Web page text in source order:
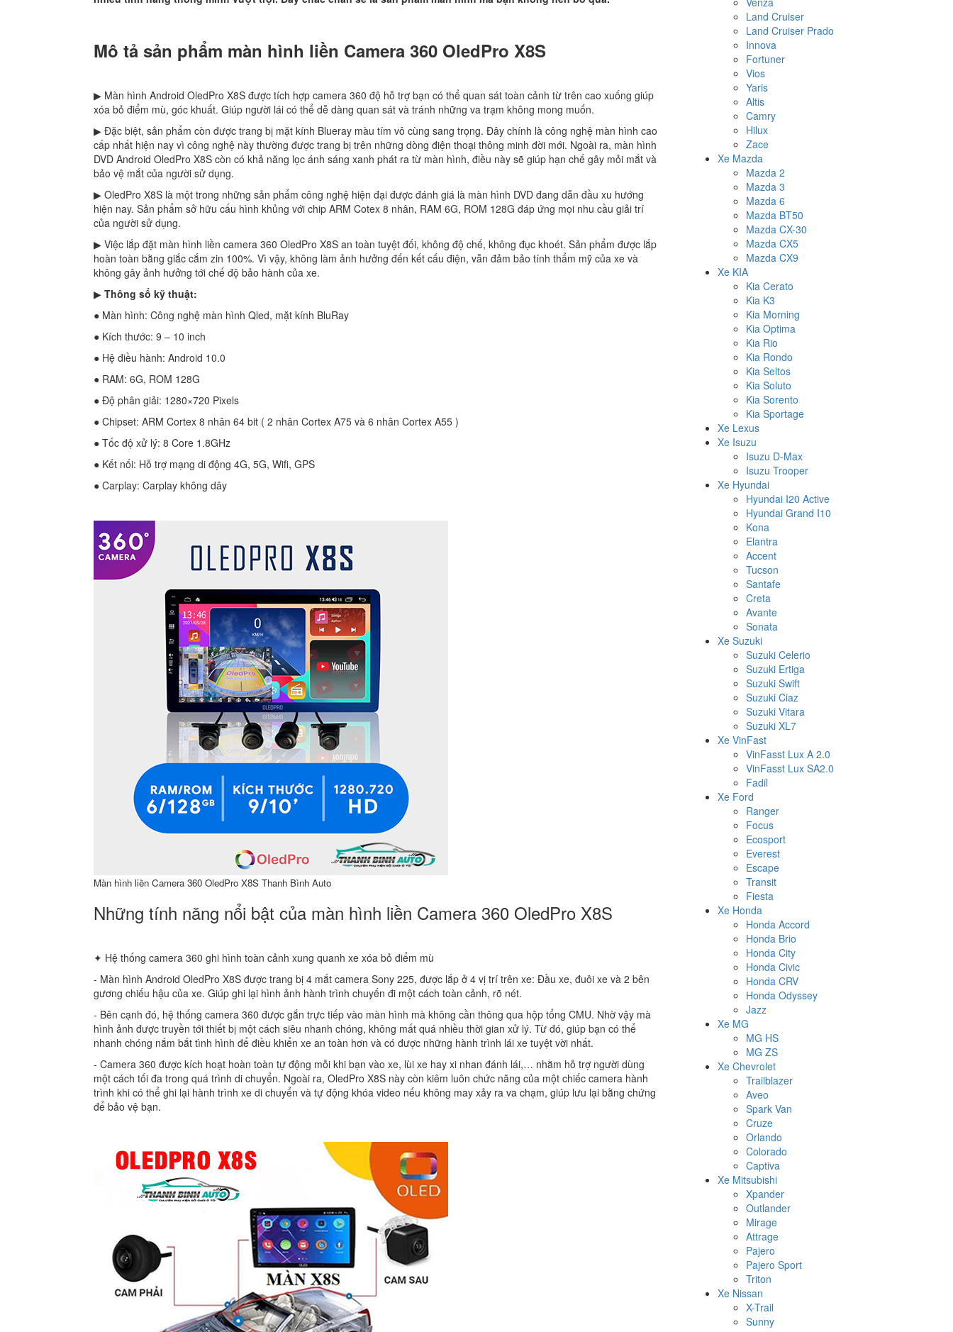
Mô tả sản phẩm màn hình liền Camera 360 OledPro X8S
▶ Màn hình Android OledPro X8S được tích hợp camera 360 độ hỗ trợ bạn có thể quan sát toàn cảnh từ trên cao xuống giúp
xóa bỏ điểm mù, góc khuất. Giúp người lái có thể dễ dàng quan sát và tránh những va trạm không mong muốn.
▶ Đặc biệt, sản phẩm còn được trang bị mặt kính Blueray màu tím vô cùng sang trọng. Đây chính là công nghệ màn hình cao
cấp nhất hiện nay vì công nghệ này thường được trang bị trên những dòng điện thoại thông minh đời mới. Ngoài ra, màn hình
DVD Android OledPro X8S còn có khả năng lọc ánh sáng xanh phát ra từ màn hình, điều này sẽ giúp hạn chế gây mỏi mắt và
bảo vệ mắt của người sử dụng.
▶ OledPro X8S là một trong những sản phẩm công nghệ hiện đại được đánh giá là màn hình DVD đang dẫn đầu xu hướng
hiện nay. Sản phẩm sở hữu cấu hình khủng với chip ARM Cotex 8 nhân, RAM 6G, ROM 128G đáp ứng mọi nhu cầu giải trí
của người sử dụng.
▶ Việc lắp đặt màn hình liền camera 360 OledPro X8S an toàn tuyệt đối, không độ chế, không đục khoét. Sản phẩm được lắp
hoàn toàn bằng giắc cắm zin 100%. Vì vậy, không làm ảnh hưởng đến kết cấu điện, vẫn đảm bảo tính thẩm mỹ của xe và
không gây ảnh hưởng tới chế độ bảo hành của xe.
▶ Thông số kỹ thuật:
● Màn hình: Công nghệ màn hình Qled, mặt kính BluRay
● Kích thước: 9 – 10 inch
● Hệ điều hành: Android 10.0
● RAM: 6G, ROM 128G
● Độ phân giải: 1280×720 Pixels
● Chipset: ARM Cortex 8 nhân 64 bit ( 2 nhân Cortex A75 và 6 nhân Cortex A55 )
● Tốc độ xử lý: 8 Core 1.8GHz
● Kết nối: Hỗ trợ mạng di động 4G, 5G, Wifi, GPS
● Carplay: Carplay không dây
Màn hình liền Camera 360 OledPro X8S Thanh Bình Auto
Những tính năng nổi bật của màn hình liền Camera 360 OledPro X8S
✦ Hệ thống camera 360 ghi hình toàn cảnh xung quanh xe xóa bỏ điểm mù
‐ Màn hình Android OledPro X8S được trang bị 4 mắt camera Sony 225, được lắp ở 4 vị trí trên xe: Đầu xe, đuôi xe và 2 bên
gương chiếu hậu của xe. Giúp ghi lại hình ảnh hành trình chuyến đi một cách toàn cảnh, rõ nét.
‐ Bên cạnh đó, hệ thống camera 360 được gắn trực tiếp vào màn hình mà không cần thông qua hộp tổng CMU. Nhờ vậy mà
hình ảnh được truyền tới thiết bị một cách siêu nhanh chóng, không mất quá nhiều thời gian xử lý. Từ đó, giúp bạn có thể
nhanh chóng nắm bắt tình hình để điều khiển xe an toàn hơn và có được những hành trình lái xe tuyệt vời nhất.
‐ Camera 360 được kích hoạt hoàn toàn tự động mỗi khi bạn vào xe, lùi xe hay xi nhan đánh lái,… nhằm hỗ trợ người dùng
một cách tối đa trong quá trình di chuyển. Ngoài ra, OledPro X8S này còn kiêm luôn chức năng của một chiếc camera hành
trình khi có thể ghi lại hành trình xe di chuyển và tự động khóa video nếu không may xảy ra va chạm, giúp lưu lại bằng chứng
để bảo vệ bạn.
Land Cruiser
Land Cruiser Prado
Innova
Fortuner
Vios
Yaris
Altis
Camry
Hilux
Zace
Xe Mazda
Mazda 2
Mazda 3
Mazda 6
Mazda BT50
Mazda CX-30
Mazda CX5
Mazda CX9
Xe KIA
Kia Cerato
Kia K3
Kia Morning
Kia Optima
Kia Rio
Kia Rondo
Kia Seltos
Kia Soluto
Kia Sorento
Kia Sportage
Xe Lexus
Xe Isuzu
Isuzu D-Max
Isuzu Trooper
Xe Hyundai
Hyundai I20 Active
Hyundai Grand I10
Kona
Elantra
Accent
Tucson
Santafe
Creta
Avante
Sonata
Xe Suzuki
Suzuki Celerio
Suzuki Ertiga
Suzuki Swift
Suzuki Ciaz
Suzuki Vitara
Suzuki XL7
Xe VinFast
VinFasst Lux A 2.0
VinFasst Lux SA2.0
Fadil
Xe Ford
Ranger
Focus
Ecosport
Everest
Escape
Transit
Fiesta
Xe Honda
Honda Accord
Honda Brio
Honda City
Honda Civic
Honda CRV
Honda Odyssey
Jazz
Xe MG
MG HS
MG ZS
Xe Chevrolet
Trailblazer
Aveo
Spark Van
Cruze
Orlando
Colorado
Captiva
Xe Mitsubishi
Xpander
Outlander
Mirage
Attrage
Pajero
Pajero Sport
Triton
Xe Nissan
X-Trail
Sunny